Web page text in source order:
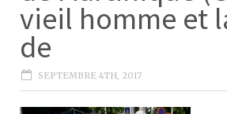
vieil homme et
de
SEPTEMBRE 4TH, 2017